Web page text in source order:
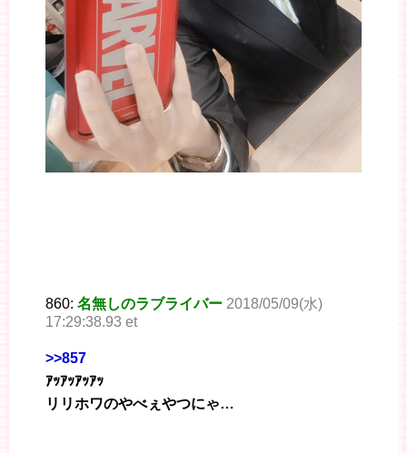
860: 名無しのラブライバー 2018/05/09(水)
17:29:38.93 et
>>857
ｱｯｱｯｱｯｱｯ
リリホワのやべぇやつにゃ…